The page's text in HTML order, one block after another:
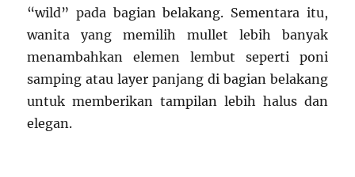
“wild” pada bagian belakang. Sementara itu,
wanita yang memilih mullet lebih banyak
menambahkan elemen lembut seperti poni
samping atau layer panjang di bagian belakang
untuk memberikan tampilan lebih halus dan
elegan.